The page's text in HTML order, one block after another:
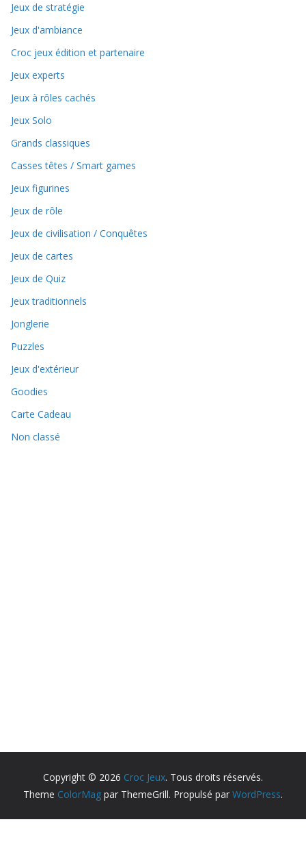
Jeux de stratégie
Jeux d'ambiance
Croc jeux édition et partenaire
Jeux experts
Jeux à rôles cachés
Jeux Solo
Grands classiques
Casses têtes / Smart games
Jeux figurines
Jeux de rôle
Jeux de civilisation / Conquêtes
Jeux de cartes
Jeux de Quiz
Jeux traditionnels
Jonglerie
Puzzles
Jeux d'extérieur
Goodies
Carte Cadeau
Non classé
Copyright © 2026 Croc Jeux. Tous droits réservés.
Theme ColorMag par ThemeGrill. Propulsé par WordPress.